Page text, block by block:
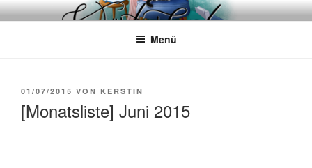
Zum
InhaltWÖRTERKATZE
Von Büchern erzählen
Menü
VERÖFFENTLICHT
01/07/2015 VON KERSTIN
[Monatsliste] Juni 2015